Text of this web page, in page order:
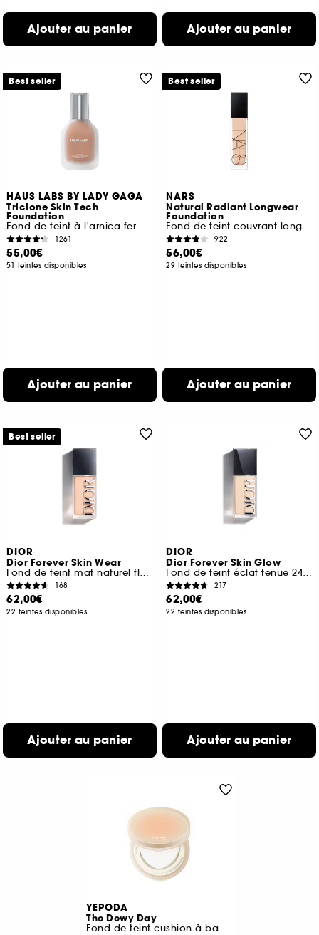
Ajouter au panier Ajouter au panier
HAUS LABS BY LADY GAGA
Triclone Skin Tech
Foundation
Fond de teint à l'arnica fermentée
1261
55,00€
51 teintes disponibles
Ajouter au panier
Best seller
NARS
Natural Radiant Longwear
Foundation
Fond de teint couvrant longue tenue
922
56,00€
29 teintes disponibles
Ajouter au panier
Best seller
DIOR
Dior Forever Skin Wear
Fond de teint mat naturel floutant haute tenue 24 h
168
62,00€
22 teintes disponibles
Ajouter au panier
Best seller
DIOR
Dior Forever Skin Glow
Fond de teint éclat tenue 24 h et hydratation 48 h
217
62,00€
22 teintes disponibles
Ajouter au panier
YEPODA
The Dewy Day
Fond de teint cushion à base de niacinamide, abricot et SPF 30